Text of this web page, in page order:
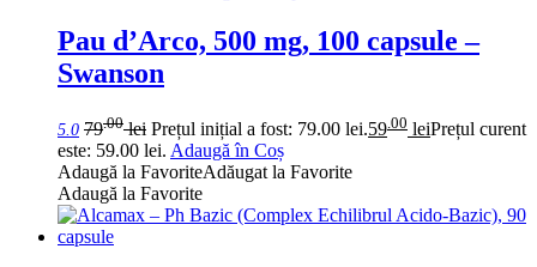
Pau d’Arco, 500 mg, 100 capsule –
Swanson
5.0 79.00 lei Prețul inițial a fost: 79.00 lei.59.00 leiPrețul curent
este: 59.00 lei. Adaugă în Coș
Adaugă la FavoriteAdăugat la Favorite
Adaugă la Favorite